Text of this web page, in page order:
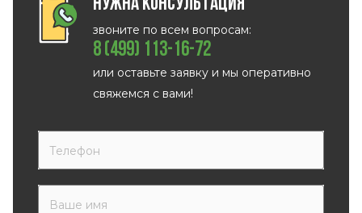
Нужна консультация
звоните по всем вопросам:
8 (499) 113-16-72
или оставьте заявку и мы оперативно
свяжемся с вами!